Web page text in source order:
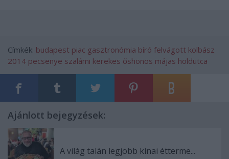
Címkék: budapest piac gasztronómia bíró felvágott kolbász
2014 pecsenye szalámi kerekes őshonos májas holdutca
Ajánlott bejegyzések:
A világ talán legjobb kínai étterme...